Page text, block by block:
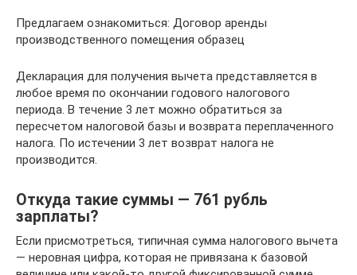
Предлагаем ознакомиться: Договор аренды
производственного помещения образец
Декларация для получения вычета представляется в
любое время по окончании годового налогового
периода. В течение 3 лет можно обратиться за
пересчетом налоговой базы и возврата переплаченного
налога. По истечении 3 лет возврат налога не
производится.
Откуда такие суммы — 761 рубль
зарплаты?
Если присмотреться, типичная сумма налогового вычета
— неровная цифра, которая не привязана к базовой